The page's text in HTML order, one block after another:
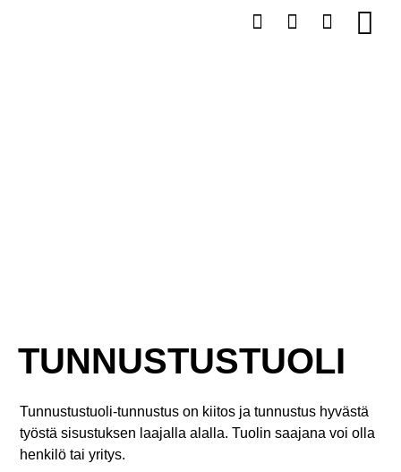
TUNNUSTUSTUOLI
Tunnustustuoli-tunnustus on kiitos ja tunnustus hyvästä
työstä sisustuksen laajalla alalla. Tuolin saajana voi olla
henkilö tai yritys.